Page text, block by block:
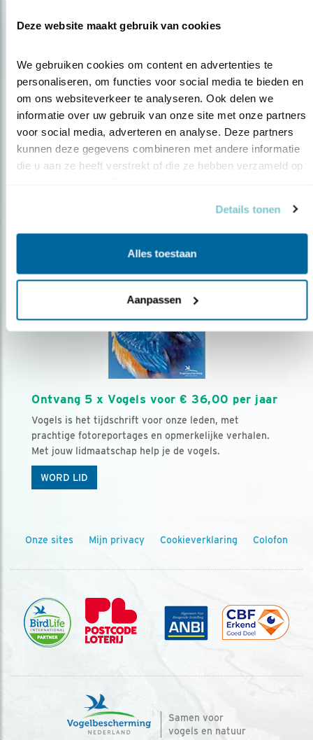
Deze website maakt gebruik van cookies
We gebruiken cookies om content en advertenties te
personaliseren, om functies voor social media te bieden en
om ons websiteverkeer te analyseren. Ook delen we
informatie over uw gebruik van onze site met onze partners
voor social media, adverteren en analyse. Deze partners
kunnen deze gegevens combineren met andere informatie
die u aan ze heeft verstrekt of die ze hebben verzameld op
Details tonen
Alles toestaan
Aanpassen
Meld je aan en ontvang nieuws, inspiratie, acties en tips
over vogels en activiteiten van Vogelbescherming.
AANMELDEN VOGELNIEUWS
Volg ons via social media
Ontvang 5 x Vogels voor € 36,00 per jaar
Vogels is het tijdschrift voor onze leden, met
prachtige fotoreportages en opmerkelijke verhalen.
Met jouw lidmaatschap help je de vogels.
WORD LID
Onze sites Mijn privacy Cookieverklaring Colofon
Samen voor
vogels en natuur